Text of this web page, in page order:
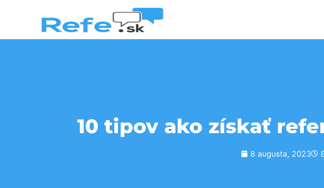
10 tipov ako získať
8 augusta, 2023